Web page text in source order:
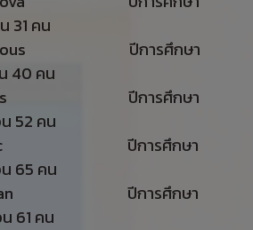
คน
ปีการศึกษา
40 คน
ปีการศึกษา
52 คน
ปีการศึกษา
65 คน
ปีการศึกษา
61 คน